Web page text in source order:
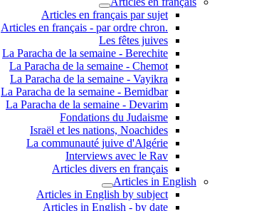
Articles en français par sujet
.Articles en français - par ordre chron
Les fêtes juives
La Paracha de la semaine - Berechite
La Paracha de la semaine - Chemot
La Paracha de la semaine - Vayikra
La Paracha de la semaine - Bemidbar
La Paracha de la semaine - Devarim
Fondations du Judaisme
Israël et les nations, Noachides
La communauté juive d'Algérie
Interviews avec le Rav
Articles divers en français
Articles in English
Articles in English by subject
Articles in English - by date